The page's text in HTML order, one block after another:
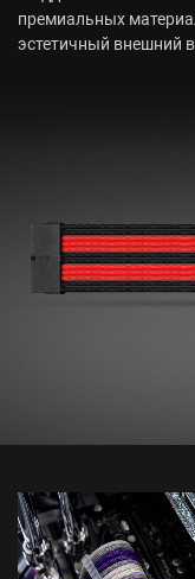
премиальных
эстетичный внешний